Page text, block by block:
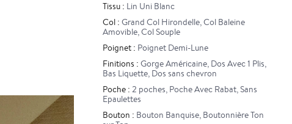
Tissu : Lin Uni Blanc
Col : Grand Col Hirondelle,Col Baleine
Amovible,Col Souple
Poignet : Poignet Demi-Lune
Finitions : Gorge Américaine, Dos Avec 1 Plis,
Bas Liquette, Dos sans chevron
Poche : 2 poches, Poche Avec Rabat,Sans
Epaulettes
Bouton : Bouton Banquise, Boutonnière Ton